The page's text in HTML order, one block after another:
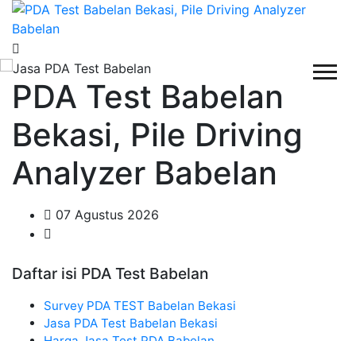
PDA Test Babelan
Bekasi, Pile Driving
Analyzer Babelan
07 Agustus 2026
Daftar isi PDA Test Babelan
Survey PDA TEST Babelan Bekasi
Jasa PDA Test Babelan Bekasi